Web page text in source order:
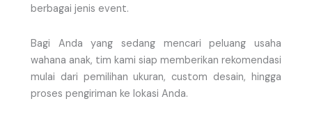
berbagai jenis event.
Bagi Anda yang sedang mencari peluang usaha
wahana anak, tim kami siap memberikan rekomendasi
mulai dari pemilihan ukuran, custom desain, hingga
proses pengiriman ke lokasi Anda.